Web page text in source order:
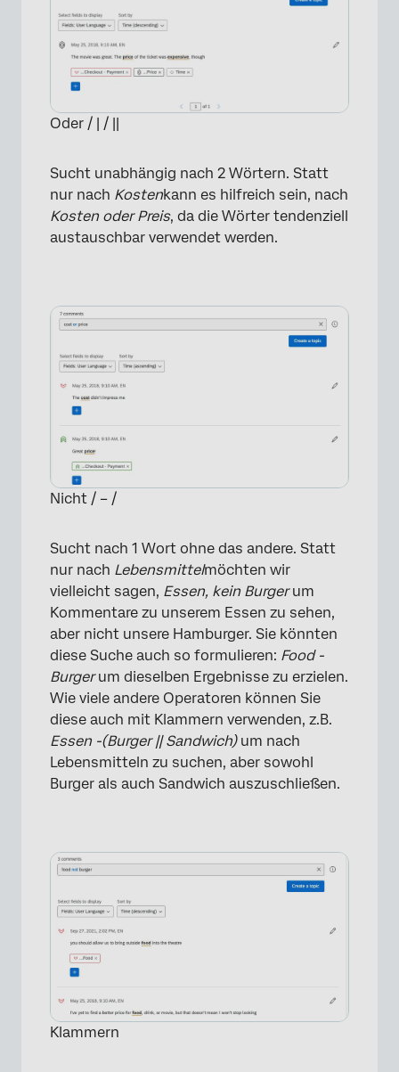
×
Oder / | / ||
Sucht unabhängig nach 2 Wörtern. Statt
nur nach Kostenkann es hilfreich sein, nach
Kosten oder Preis, da die Wörter tendenziell
austauschbar verwendet werden.
Nicht / – /
Sucht nach 1 Wort ohne das andere. Statt
nur nach Lebensmittelmöchten wir
vielleicht sagen, Essen, kein Burgerum
Kommentare zu unserem Essen zu sehen,
aber nicht unsere Hamburger. Sie könnten
diese Suche auch so formulieren: Food -
Burgerum dieselben Ergebnisse zu erzielen.
Wie viele andere Operatoren können Sie
diese auch mit Klammern verwenden, z.B.
Essen -(Burger || Sandwich)um nach
Lebensmitteln zu suchen, aber sowohl
Burger als auch Sandwich auszuschließen.
Klammern